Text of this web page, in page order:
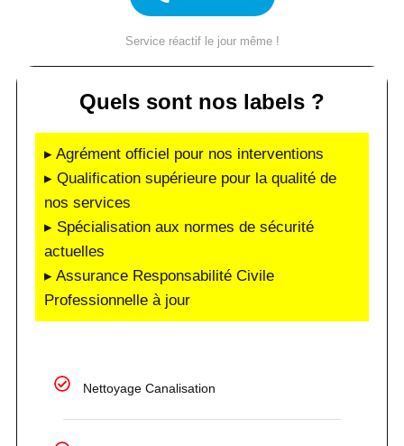
Service réactif le jour même !
Quels sont nos labels ?
▸ Agrément officiel pour nos interventions
▸ Qualification supérieure pour la qualité de
nos services
▸ Spécialisation aux normes de sécurité
actuelles
▸ Assurance Responsabilité Civile
Professionnelle à jour
Nettoyage Canalisation